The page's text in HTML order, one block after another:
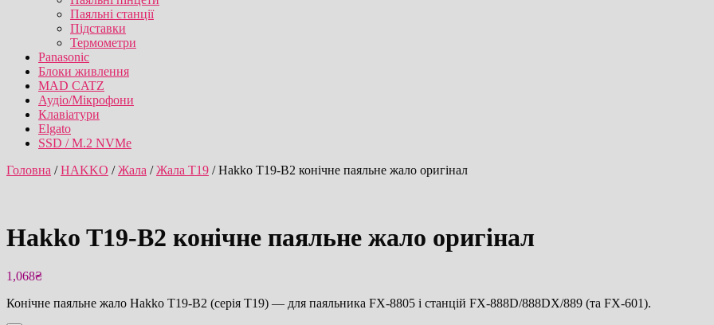
Паяльні станції
Підставки
Термометри
Panasonic
Блоки живлення
MAD CATZ
Аудіо/Мікрофони
Клавіатури
Elgato
SSD / M.2 NVMe
Головна /HAKKO /Жала /Жала T19 / Hakko T19-B2 конічне паяльне жало оригінал
Hakko T19-B2 конічне паяльне жало оригінал
1,068₴
Конічне паяльне жало Hakko T19-B2 (серія T19) — для паяльника FX-8805 і станцій FX-888D/888DX/889 (та FX-601).